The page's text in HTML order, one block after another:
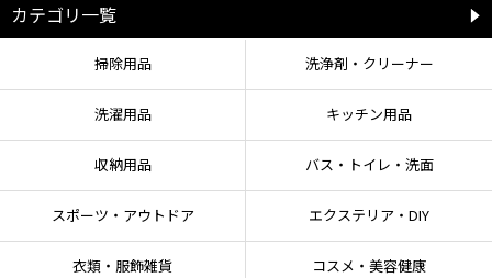
カテゴリ一覧
掃除用品 洗浄剤・クリーナー
洗濯用品 キッチン用品
収納用品 バス・トイレ・洗面
スポーツ・アウトドア エクステリア・DIY
衣類・服飾雑貨 コスメ・美容健康